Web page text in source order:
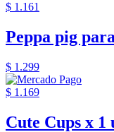
$ 1.161
Peppa pig
$ 1.299
$ 1.169
Cute Cups x